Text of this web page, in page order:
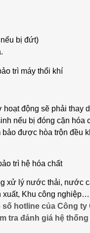
bị đứt)
trì máy thổi khí
động sẽ phải thay
nếu bị đóng cặn hóa
được hòa trộn đều
trì hệ hóa chất
xử lý nước thải, nước
Khu công
hotline của Công
tra đánh giá hệ